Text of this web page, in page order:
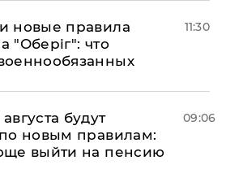
новые правила
"Оберіг": что
11:30
будут
по новым правилам:
выйти на пенсию
09:06